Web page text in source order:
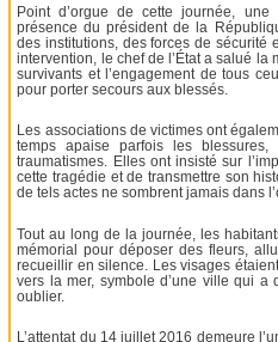
Point d’orgue de cette journée, une
présence du président de la
des institutions, des forces de sécurité
intervention, le chef de l’État a salué
survivants et l’engagement de tous
pour porter secours aux blessés.
Les associations de victimes ont
temps apaise parfois les
traumatismes. Elles ont insisté sur
cette tragédie et de transmettre son
de tels actes ne sombrent jamais dans
Tout au long de la journée, les
mémorial pour déposer des fleurs,
recueillir en silence. Les visages
vers la mer, symbole d’une ville qui
oublier.
L’attentat du 14 juillet 2016 demeure